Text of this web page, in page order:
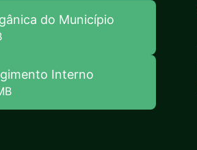
do Município
Interno